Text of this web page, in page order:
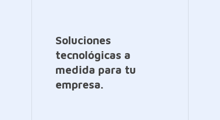
Soluciones
tecnológicas a
medida para tu
empresa.